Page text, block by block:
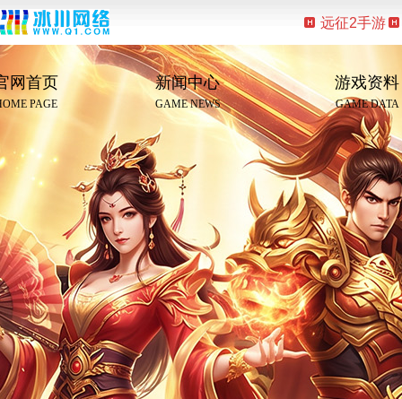
远征2手游
网首页
PAGE
新闻中心
GAME NEWS
游戏资料
GAME DATA